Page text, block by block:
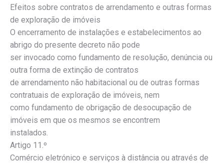
Efeitos sobre contratos de arrendamento e outras formas
de exploração de imóveis
O encerramento de instalações e estabelecimentos ao
abrigo do presente decreto não pode
ser invocado como fundamento de resolução, denúncia ou
outra forma de extinção de contratos
de arrendamento não habitacional ou de outras formas
contratuais de exploração de imóveis, nem
como fundamento de obrigação de desocupação de
imóveis em que os mesmos se encontrem
instalados.
Artigo 11.º
Comércio eletrónico e serviços à distância ou através de